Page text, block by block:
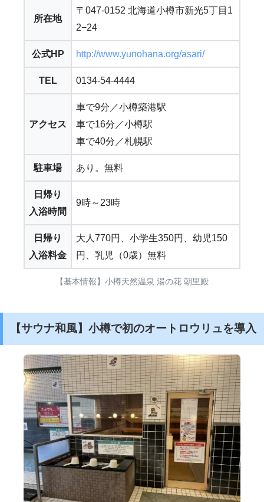
所在地
〒047-0152 北海道小樽市新光5丁目1
2−24
公式HP http://www.yunohana.org/asari/
TEL 0134-54-4444
アクセス
車で9分／小樽築港駅
車で16分／小樽駅
車で40分／札幌駅
駐車場 あり。無料
日帰り
入浴時間
9時～23時
日帰り
入浴料金
大人770円、小学生350円、幼児150
円、乳児（0歳）無料
【基本情報】小樽天然温泉 湯の花 朝里殿
【サウナ和風】小樽で初のオートロウリュを導入